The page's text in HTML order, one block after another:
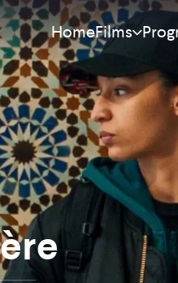
HomeFilms
Meest bekeken
Nieuw
Aanraders
Binnenkort
Alle films